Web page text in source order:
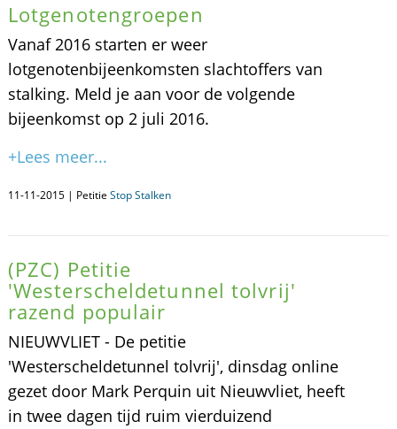
Lotgenotengroepen
Vanaf 2016 starten er weer
lotgenotenbijeenkomsten slachtoffers van
stalking. Meld je aan voor de volgende
bijeenkomst op 2 juli 2016.
+Lees meer...
11-11-2015 | Petitie Stop Stalken
(PZC) Petitie
'Westerscheldetunnel tolvrij'
razend populair
NIEUWVLIET - De petitie
'Westerscheldetunnel tolvrij', dinsdag online
gezet door Mark Perquin uit Nieuwvliet, heeft
in twee dagen tijd ruim vierduizend